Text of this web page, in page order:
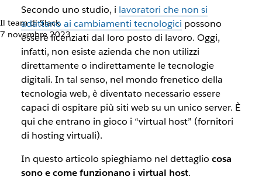
Il team di Slack
7 novembre 2023
Secondo uno studio, i lavoratori che non si
adattano ai cambiamenti tecnologici possono
essere licenziati dal loro posto di lavoro. Oggi,
infatti, non esiste azienda che non utilizzi
direttamente o indirettamente le tecnologie
digitali. In tal senso, nel mondo frenetico della
tecnologia web, è diventato necessario essere
capaci di ospitare più siti web su un unico server. È
qui che entrano in gioco i “virtual host” (fornitori
di hosting virtuali).
In questo articolo spieghiamo nel dettaglio cosa
sono e come funzionano i virtual host.